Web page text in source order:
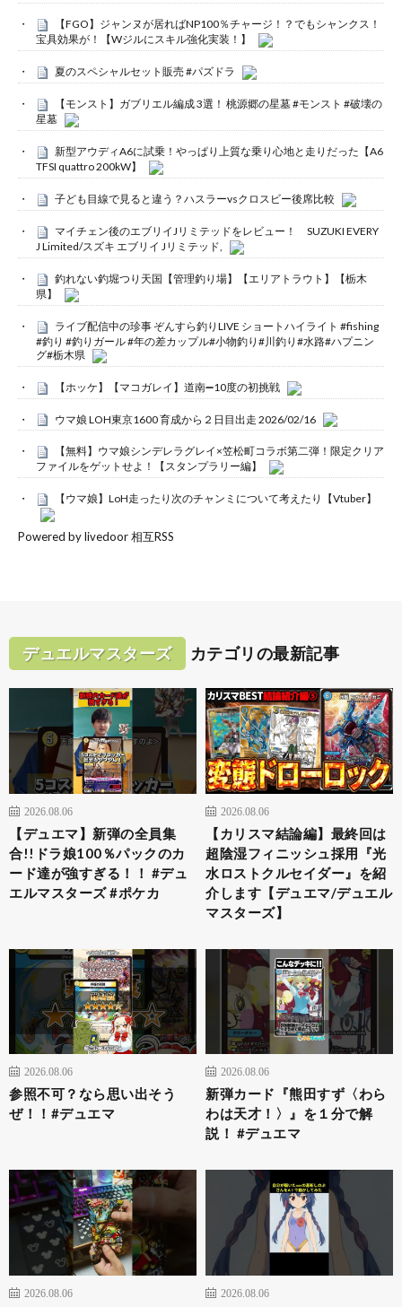
【FGO】ジャンヌが居ればNP100％チャージ！？でもシャンクス！
宝具効果が！【Wジルにスキル強化実装！】
夏のスペシャルセット販売 #パズドラ
【モンスト】ガブリエル編成 3選！ 桃源郷の星墓 #モンスト #破壊の
星墓
新型アウディA6に試乗！やっぱり上質な乗り心地と走りだった【A6
TFSI quattro 200kW】
子ども目線で見ると違う？ハスラーvsクロスビー後席比較
マイチェン後のエブリイJリミテッドをレビュー！ SUZUKI EVERY
J Limited/スズキ エブリイ Jリミテッド,
釣れない釣堀つり天国【管理釣り場】【エリアトラウト】【栃木
県】
ライブ配信中の珍事 ぞんすら釣りLIVE ショートハイライト #fishing
#釣り #釣りガール #年の差カップル#小物釣り#川釣り#水路#ハプニン
グ#栃木県
【ホッケ】【マコガレイ】道南➖10度の初挑戦
ウマ娘 LOH東京1600 育成から２日目出走 2026/02/16
【無料】ウマ娘シンデレラグレイ×笠松町コラボ第二弾！限定クリア
ファイルをゲットせよ！【スタンプラリー編】
【ウマ娘】LoH走ったり次のチャンミについて考えたり【Vtuber】
Powered by livedoor 相互RSS
デュエルマスターズ カテゴリの最新記事
2026.08.06
【デュエマ】新弾の全員集
合!!ドラ娘100％パックのカ
ード達が強すぎる！！ #デュ
エルマスターズ #ポケカ
2026.08.06
【カリスマ結論編】最終回は
超陰湿フィニッシュ採用『光
水ロストクルセイダー』を紹
介します【デュエマ/デュエル
マスターズ】
2026.08.06
参照不可？なら思い出そう
ぜ！！#デュエマ
2026.08.06
新弾カード『熊田すず〈わら
わは天才！〉』を１分で解
説！ #デュエマ
2026.08.06 2026.08.06